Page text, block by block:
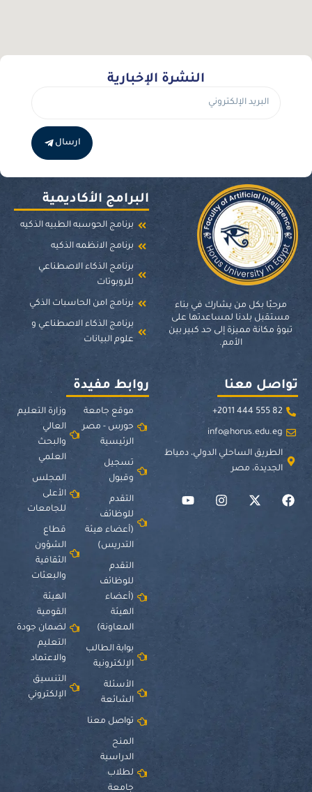
النشرة الإخبارية
ارسال
مرحبًا بكل من يشارك في بناء
مستقبل بلدنا لمساعدتها على
تبوؤ مكانة مميزة إلى حد كبير بين
الأمم.
البرامج الأكاديمية
برنامج الحوسبه الطبيه الذكيه
برنامج الانظمه الذكيه
برنامج الذكاء الاصطناعي
للروبوتات
برنامج امن الحاسبات الذكي
برنامج الذكاء الاصطناعي و
علوم البيانات
تواصل معنا
82 555 444 2011+
info@horus.edu.eg
الطريق الساحلي الدولي، دمياط
الجديدة، مصر
روابط مفيدة
موقع جامعة
حورس - مصر
الرئيسية
تسجيل
وقبول
التقدم
للوظائف
(أعضاء هيئة
التدريس)
التقدم
للوظائف
(أعضاء
الهيئة
المعاونة)
بوابة الطالب
الإلكترونية
الأسئلة
الشائعة
تواصل معنا
المنح
الدراسية
لطلاب
جامعة
وزارة التعليم
العالي
والبحث
العلمي
المجلس
الأعلى
للجامعات
قطاع
الشؤون
الثقافية
والبعثات
الهيئة
القومية
لضمان جودة
التعليم
والاعتماد
التنسيق
الإلكتروني